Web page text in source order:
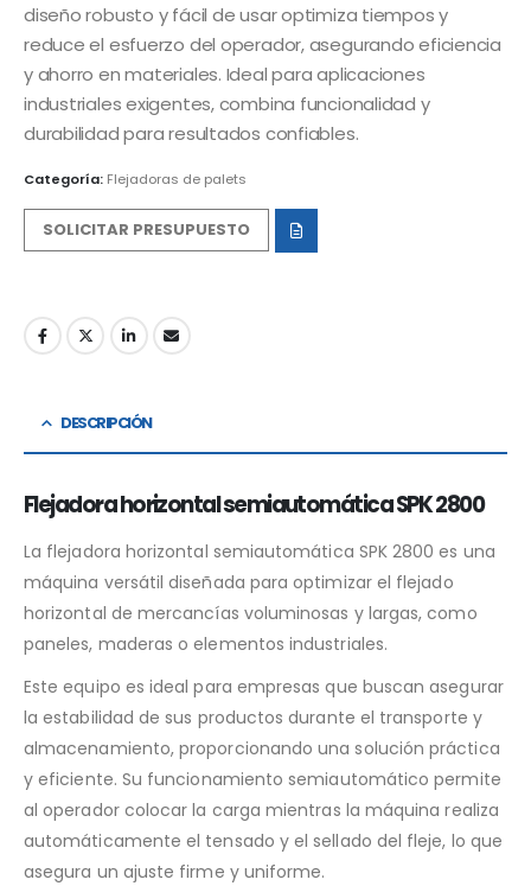
diseño robusto y fácil de usar optimiza tiempos y
reduce el esfuerzo del operador, asegurando eficiencia
y ahorro en materiales. Ideal para aplicaciones
industriales exigentes, combina funcionalidad y
durabilidad para resultados confiables.
Categoría: Flejadoras de palets
SOLICITAR PRESUPUESTO
DESCRIPCIÓN
Flejadora horizontal semiautomática SPK 2800
La flejadora horizontal semiautomática SPK 2800 es una
máquina versátil diseñada para optimizar el flejado
horizontal de mercancías voluminosas y largas, como
paneles, maderas o elementos industriales.
Este equipo es ideal para empresas que buscan asegurar
la estabilidad de sus productos durante el transporte y
almacenamiento, proporcionando una solución práctica
y eficiente. Su funcionamiento semiautomático permite
al operador colocar la carga mientras la máquina realiza
automáticamente el tensado y el sellado del fleje, lo que
asegura un ajuste firme y uniforme.